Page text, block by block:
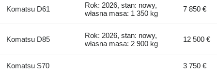
Komatsu D61
Rok: 2026, stan: nowy,
własna masa: 1 350 kg
7 850 €
Komatsu D85
Rok: 2026, stan: nowy,
własna masa: 2 900 kg
12 500 €
Komatsu S70 3 750 €